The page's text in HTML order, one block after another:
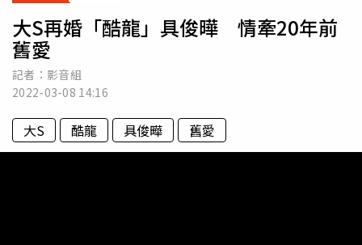
大S再婚「酷龍」具俊曄 情牽20年前
舊愛
記者：影音組
2022-03-08 14:16
大S 酷龍 具俊曄 舊愛